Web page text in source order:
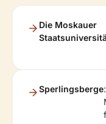
Die Moskauer
Sperlingsberge